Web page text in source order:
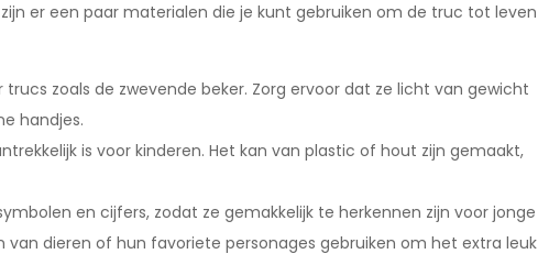
er een paar materialen die je kunt gebruiken om de truc tot leven
trucs zoals de zwevende beker. Zorg ervoor dat ze licht van gewicht
handjes.
is voor kinderen. Het kan van plastic of hout zijn gemaakt,
en cijfers, zodat ze gemakkelijk te herkennen zijn voor jonge
dieren of hun favoriete personages gebruiken om het extra leuk